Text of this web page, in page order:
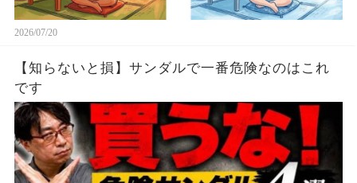
2026/07/20
【知らないと損】サンダルで一番危険なのはこれ
です